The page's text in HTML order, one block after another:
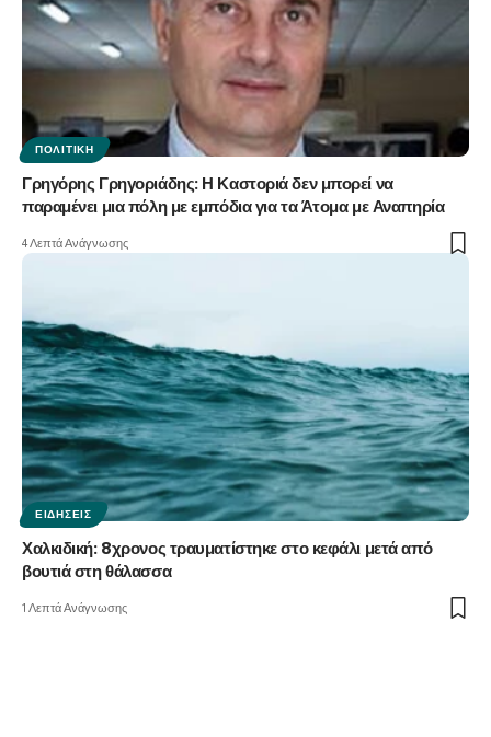
ΠΟΛΙΤΙΚΉ
Γρηγόρης Γρηγοριάδης: Η Καστοριά δεν μπορεί να
παραμένει μια πόλη με εμπόδια για τα Άτομα με Αναπηρία
4 Λεπτά Ανάγνωσης
ΕΙΔΉΣΕΙΣ
Χαλκιδική: 8χρονος τραυματίστηκε στο κεφάλι μετά από
βουτιά στη θάλασσα
1 Λεπτά Ανάγνωσης